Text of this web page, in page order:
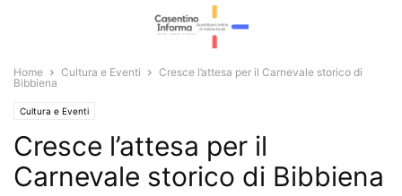
Home Cultura e Eventi
Cresce l’attesa per il Carnevale storico di
Bibbiena
Cultura e Eventi
Cresce l’attesa per il
Carnevale storico di Bibbiena